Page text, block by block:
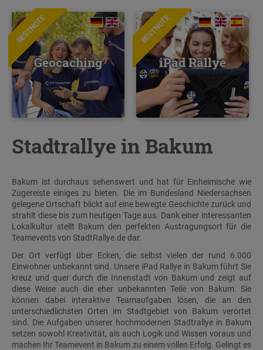
BESTNOTE
Geocaching
BESTNOTE
iPad Rallye
Stadtrallye in Bakum
Bakum ist durchaus sehenswert und hat für Einheimische wie
Zugereiste einiges zu bieten. Die im Bundesland Niedersachsen
gelegene Ortschaft blickt auf eine bewegte Geschichte zurück und
strahlt diese bis zum heutigen Tage aus. Dank einer interessanten
Lokalkultur stellt Bakum den perfekten Austragungsort für die
Teamevents von StadtRallye.de dar.
Der Ort verfügt über Ecken, die selbst vielen der rund 6.000
Einwohner unbekannt sind. Unsere iPad Rallye in Bakum führt Sie
kreuz und quer durch die Innenstadt von Bakum und zeigt auf
diese Weise auch die eher unbekannten Teile von Bakum. Sie
können dabei interaktive Teamaufgaben lösen, die an den
unterschiedlichsten Orten im Stadtgebiet von Bakum verortet
sind. Die Aufgaben unserer hochmodernen Stadtrallye in Bakum
setzen sowohl Kreativität, als auch Logik und Wissen voraus und
machen Ihr Teamevent in Bakum zu einem vollen Erfolg. Gelingt es